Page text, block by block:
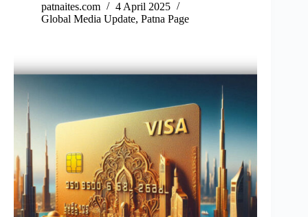
patnaites.com
4 April 2025
Global Media Update, Patna Page